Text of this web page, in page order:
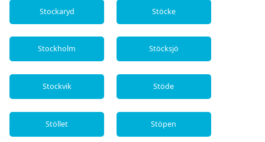
Stockaryd Stöcke
Stockholm Stöcksjö
Stockvik Stöde
Stöllet Stöpen